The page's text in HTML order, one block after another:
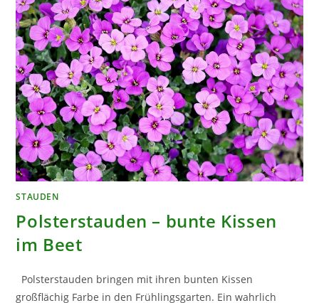
STAUDEN
Polsterstauden – bunte Kissen
im Beet
Polsterstauden bringen mit ihren bunten Kissen
großflächig Farbe in den Frühlingsgarten. Ein wahrlich